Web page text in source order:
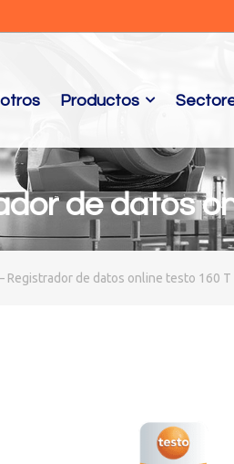
Productos
de datos
Registrador de datos online testo 160 T